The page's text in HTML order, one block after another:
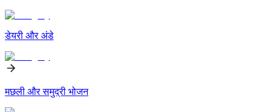
डेयरी और अंडे
मछली और समुद्री भोजन